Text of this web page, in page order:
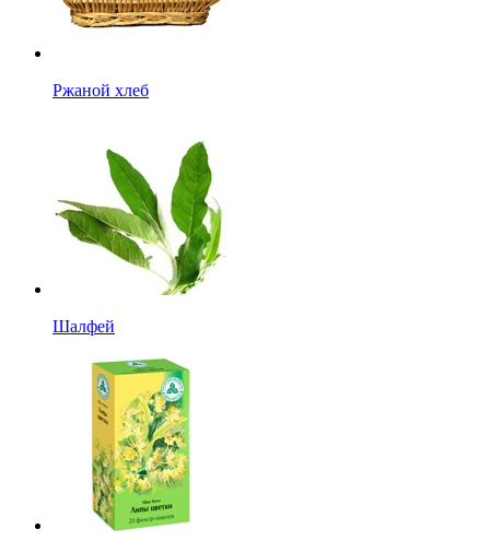
Ржаной хлеб
Шалфей